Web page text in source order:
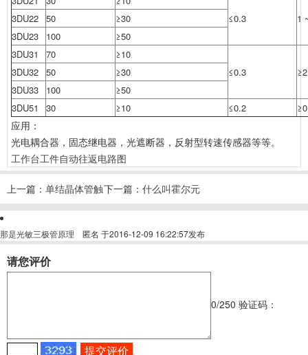
≤0.3
1
3DU22 50
≥30
3DU23
100
≥50
3DU31
70
≥10
≤0.3
≥2
3DU32 50
≥30
3DU33
100
≥50
3DU51
30 ≥10 ≤0.2
应用：
光电耦合器，固态继电器，光遮断器，反射型转速传感器等等。
工作台工件自动往返电路图
上一篇： 单结晶体管触下一篇：什么叫霍尔元
那是光敏三极管原理 匿名 于2016-12-09 16:22:57发布
请您评价
0/250 验证码：